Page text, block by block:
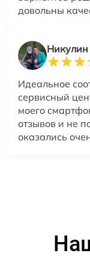
довольны
Идеальное
сервисный
моего
отзывов и не
оказались